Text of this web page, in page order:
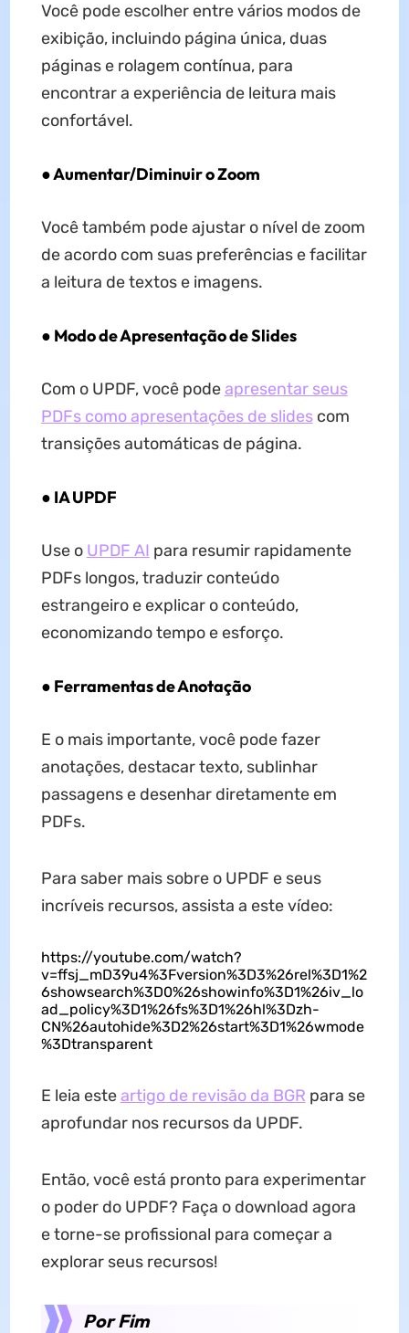
Você pode escolher entre vários modos de
exibição, incluindo página única, duas
páginas e rolagem contínua, para
encontrar a experiência de leitura mais
confortável.
● Aumentar/Diminuir o Zoom
Você também pode ajustar o nível de zoom
de acordo com suas preferências e facilitar
a leitura de textos e imagens.
● Modo de Apresentação de Slides
Com o UPDF, você podeapresentar seus
PDFs como apresentações de slidescom
transições automáticas de página.
● IA UPDF
Use o UPDF AI para resumir rapidamente
PDFs longos, traduzir conteúdo
estrangeiro e explicar o conteúdo,
economizando tempo e esforço.
● Ferramentas de Anotação
E o mais importante, você pode fazer
anotações, destacar texto, sublinhar
passagens e desenhar diretamente em
PDFs.
Para saber mais sobre o UPDF e seus
incríveis recursos, assista a este vídeo:
https://youtube.com/watch?
v=ffsj_mD39u4%3Fversion%3D3%26rel%3D1%2
6showsearch%3D0%26showinfo%3D1%26iv_lo
ad_policy%3D1%26fs%3D1%26hl%3Dzh-
CN%26autohide%3D2%26start%3D1%26wmode
%3Dtransparent
E leia esteartigo de revisão da BGR para se
aprofundar nos recursos da UPDF.
Então, você está pronto para experimentar
o poder do UPDF? Faça o download agora
e torne-se profissional para começar a
explorar seus recursos!
Por Fim